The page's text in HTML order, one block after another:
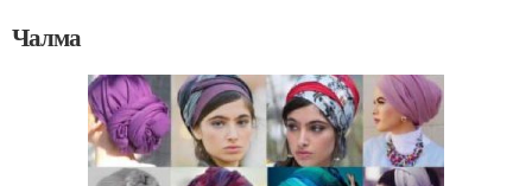
Чалма